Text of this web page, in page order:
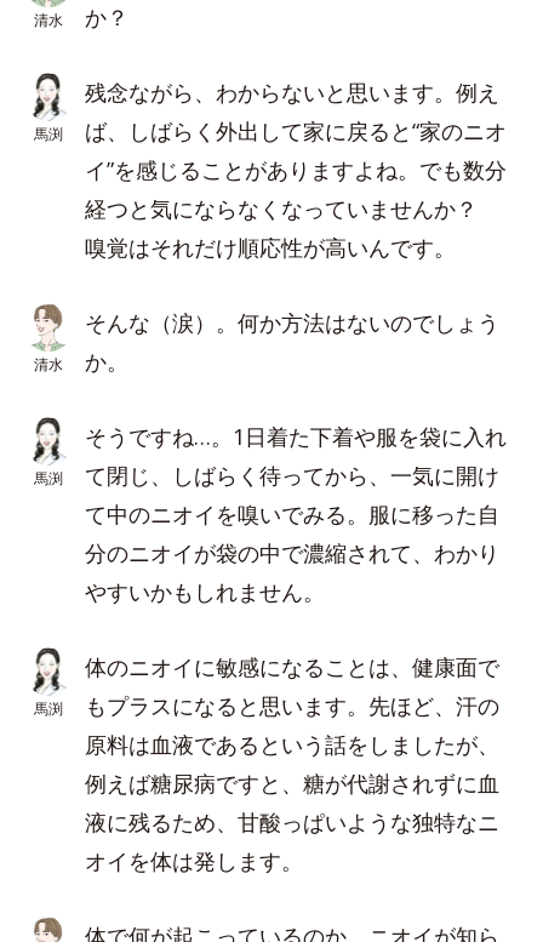
清水
か？
馬渕
残念ながら、わからないと思います。例え
ば、しばらく外出して家に戻ると“家のニオ
イ”を感じることがありますよね。でも数分
経つと気にならなくなっていませんか？
嗅覚はそれだけ順応性が高いんです。
清水
そんな（涙）。何か方法はないのでしょう
か。
馬渕
そうですね…。1日着た下着や服を袋に入れ
て閉じ、しばらく待ってから、一気に開け
て中のニオイを嗅いでみる。服に移った自
分のニオイが袋の中で濃縮されて、わかり
やすいかもしれません。
馬渕
体のニオイに敏感になることは、健康面で
もプラスになると思います。先ほど、汗の
原料は血液であるという話をしましたが、
例えば糖尿病ですと、糖が代謝されずに血
液に残るため、甘酸っぱいような独特なニ
オイを体は発します。
体で何が起こっているのか、ニオイが知ら